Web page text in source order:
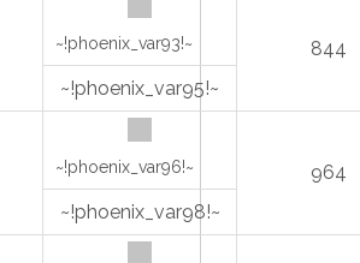
~!phoenix_var93!~
844
~!phoenix_var95!~
~!phoenix_var96!~
964
~!phoenix_var98!~